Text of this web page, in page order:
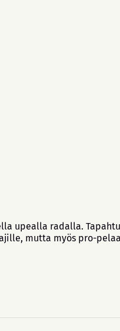
upealla radalla.
mutta myös pro-